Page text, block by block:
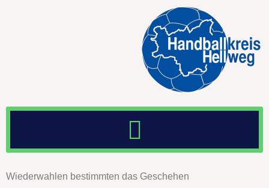
Wiederwahlen bestimmten das Geschehen